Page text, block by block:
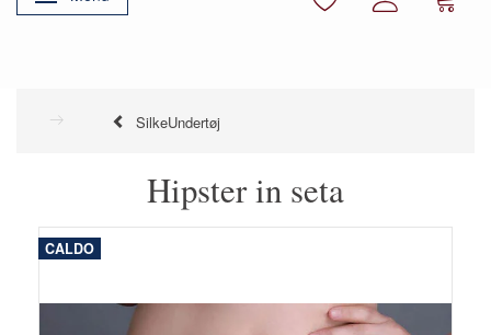
SilkeUndertøj
Hipster in seta
CALDO